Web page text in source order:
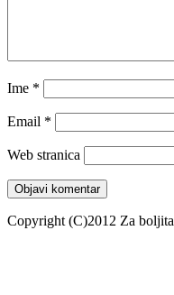
Ime *
Email *
Web stranica
Copyright (C)2012 Za